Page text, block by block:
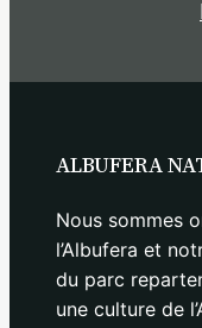
ALBUFERA
Nous sommes
l’Albufera et
du parc
une culture de